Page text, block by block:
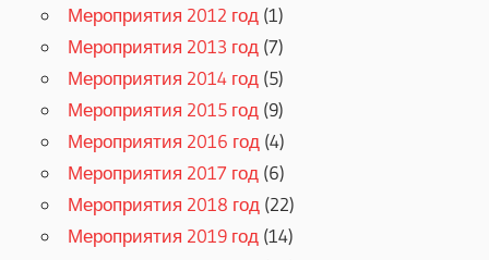
Мероприятия 2012 год (1)
Мероприятия 2013 год (7)
Мероприятия 2014 год (5)
Мероприятия 2015 год (9)
Мероприятия 2016 год (4)
Мероприятия 2017 год (6)
Мероприятия 2018 год (22)
Мероприятия 2019 год (14)